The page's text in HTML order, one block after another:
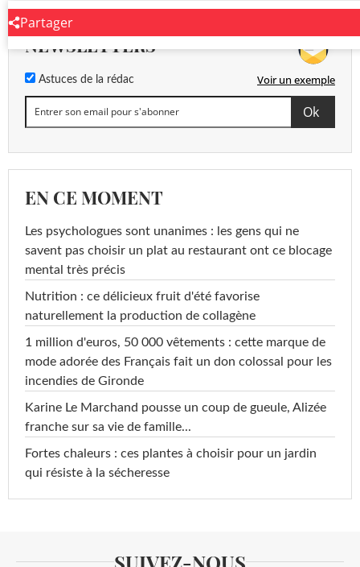
Partager
NEWSLETTERS
Astuces de la rédac Voir un exemple
EN CE MOMENT
Les psychologues sont unanimes : les gens qui ne
savent pas choisir un plat au restaurant ont ce blocage
mental très précis
Nutrition : ce délicieux fruit d'été favorise
naturellement la production de collagène
1 million d'euros, 50 000 vêtements : cette marque de
mode adorée des Français fait un don colossal pour les
incendies de Gironde
Karine Le Marchand pousse un coup de gueule, Alizée
franche sur sa vie de famille...
Fortes chaleurs : ces plantes à choisir pour un jardin
qui résiste à la sécheresse